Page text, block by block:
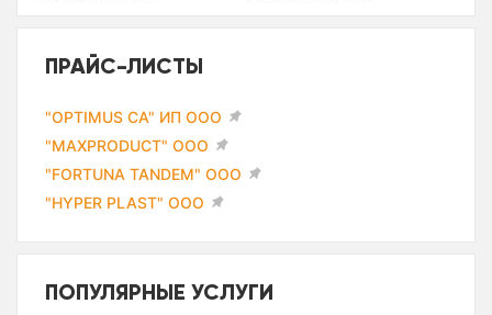
ПРАЙС-ЛИСТЫ
"OPTIMUS CA" ИП ООО
"MAXPRODUCT" ООО
"FORTUNA TANDEM" ООО
"HYPER PLAST" ООО
ПОПУЛЯРНЫЕ УСЛУГИ